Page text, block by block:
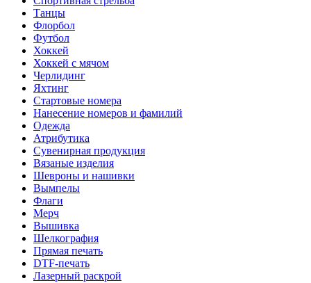
Танцы
Флорбол
Футбол
Хоккей
Хоккей с мячом
Черлидинг
Яхтинг
Стартовые номера
Нанесение номеров и фамилий
Одежда
Атрибутика
Сувенирная продукция
Вязаные изделия
Шевроны и нашивки
Вымпелы
Флаги
Мерч
Вышивка
Шелкография
Прямая печать
DTF-печать
Лазерный раскрой